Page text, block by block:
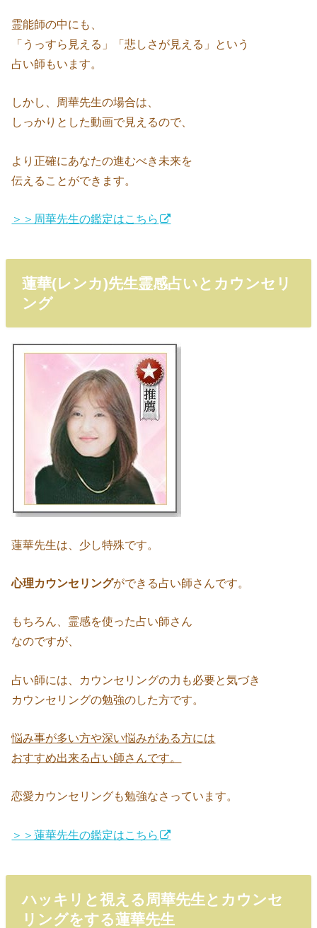
霊能師の中にも、
「うっすら見える」「悲しさが見える」という
占い師もいます。
しかし、周華先生の場合は、
しっかりとした動画で見えるので、
より正確にあなたの進むべき未来を
伝えることができます。
＞＞周華先生の鑑定はこちら
蓮華(レンカ)先生霊感占いとカウンセリ
ング
蓮華先生は、少し特殊です。
心理カウンセリングができる占い師さんです。
もちろん、霊感を使った占い師さん
なのですが、
占い師には、カウンセリングの力も必要と気づき
カウンセリングの勉強のした方です。
悩み事が多い方や深い悩みがある方には
おすすめ出来る占い師さんです。
恋愛カウンセリングも勉強なさっています。
＞＞蓮華先生の鑑定はこちら
ハッキリと視える周華先生とカウンセ
リングをする蓮華先生